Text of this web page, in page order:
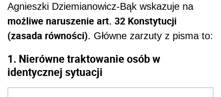
Agnieszki Dziemianowicz-Bąk wskazuje na
możliwe naruszenie art. 32 Konstytucji
(zasada równości). Główne zarzuty z pisma to:
1. Nierówne traktowanie osób w
identycznej sytuacji